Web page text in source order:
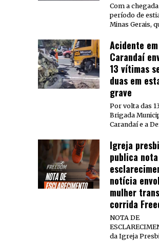
Com a
período de
Minas Gerais,
Acidente em
Carandaí
13 vítimas
duas em
grave
Por volta das
Brigada
Carandaí e a
Igreja
publica
notícia
mulher
corrida
NOTA DE
da Igreja